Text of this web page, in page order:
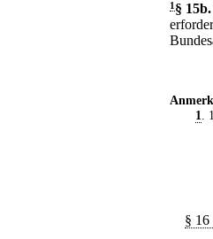
1 § 15b.
1
§ 16